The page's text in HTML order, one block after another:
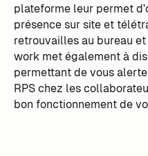
plateforme leur permet
présence sur site et
retrouvailles au bureau
work met également à
permettant de vous
RPS chez les
bon fonctionnement de